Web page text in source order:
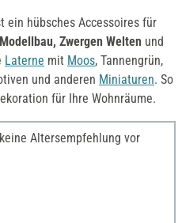
ein hübsches Accessoires für
Zwergen Welten und
Laterne mit Moos, Tannengrün,
und anderen Miniaturen. So
für Ihre Wohnräume.
Altersempfehlung vor